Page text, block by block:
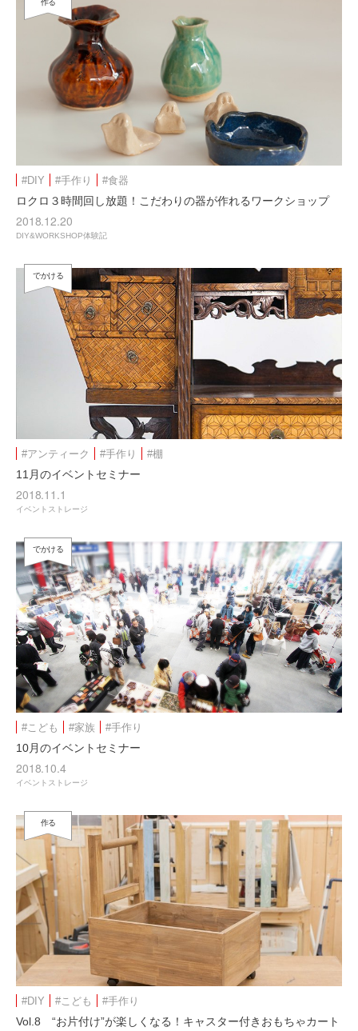
#DIY #手作り #食器
ロクロ３時間回し放題！こだわりの器が作れるワークショップ
2018.12.20
DIY&WORKSHOP体験記
でかける
#アンティーク #手作り #棚
11月のイベントセミナー
2018.11.1
イベントストレージ
でかける
#こども #家族 #手作り
10月のイベントセミナー
2018.10.4
イベントストレージ
作る
#DIY #こども #手作り
Vol.8 “お片付け”が楽しくなる！キャスター付きおもちゃカート